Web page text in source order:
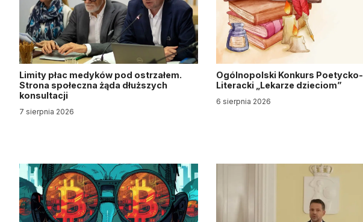
Limity płac medyków pod ostrzałem.
Strona społeczna żąda dłuższych
konsultacji
7 sierpnia 2026
Ogólnopolski Konkurs Poetycko-
Literacki „Lekarze dzieciom”
6 sierpnia 2026